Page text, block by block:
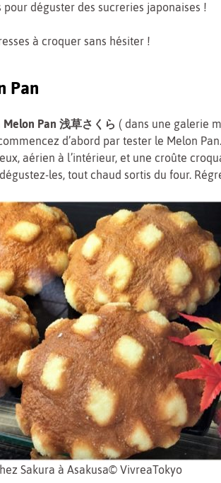
pour déguster des sucreries japonaises !
à croquer sans hésiter !
Pan
Melon Pan 浅草さくら ( dans une galerie
d’abord par tester le Melon
aérien à l’intérieur, et une croûte
les, tout chaud sortis du four.
Sakura à Asakusa© VivreaTokyo